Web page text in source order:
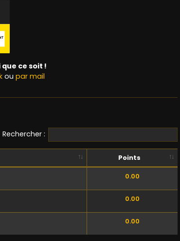
ce soit !
ou par mail
Rechercher :
Points
0.00
0.00
0.00